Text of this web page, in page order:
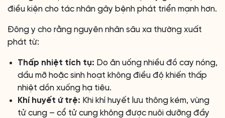
điều kiện cho tác nhân gây bệnh phát triển mạnh hơn.
Đông y cho rằng nguyên nhân sâu xa thường xuất
phát từ:
Thấp nhiệt tích tụ: Do ăn uống nhiều đồ cay nóng,
dầu mỡ hoặc sinh hoạt không điều độ khiến thấp
nhiệt dồn xuống hạ tiêu.
Khí huyết ứ trệ: Khi khí huyết lưu thông kém, vùng
tử cung – cổ tử cung không được nuôi dưỡng đầy